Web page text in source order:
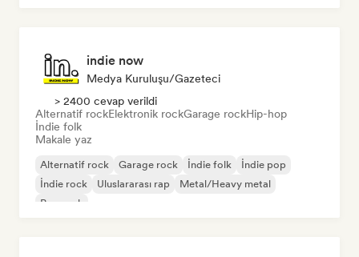
indie now
Medya Kuruluşu/Gazeteci
> 2400 cevap verildi
Alternatif rockElektronik rockGarage rockHip-hop
İndie folk
Makale yaz
Alternatif rock Garage rock İndie folk
İndie pop
İndie rock
Uluslararası rap
Metal/Heavy metal
Pop rock